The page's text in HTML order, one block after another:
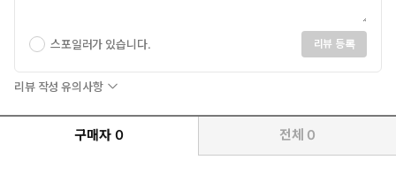
스포일러가 있습니다. 리뷰 등록
리뷰 작성 유의사항
구매자 0 전체 0